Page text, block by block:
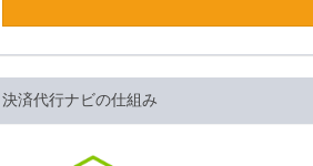
決済代行ナビの仕組み